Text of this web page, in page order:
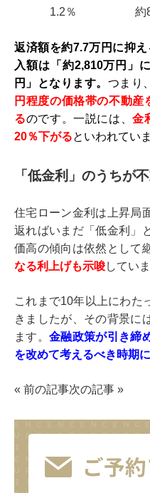
1.2％
約
返済額を約7.7万円に抑
入額は「約2,810万円」
円」となります。 つまり
円程度の価格帯の不動
るのです。一説には、金
20％下がる といわれてい
「低金利」のうちが
住宅ローン金利は上昇局
返ればいまだ「低金利」
価高の傾向は依然として
なる利上げも示唆していま
これまで10年以上にわた
きましたが、その背景に
ます。 金融政策が引き締
を改めて考えるべき時期
« 前の記事次の記事 »